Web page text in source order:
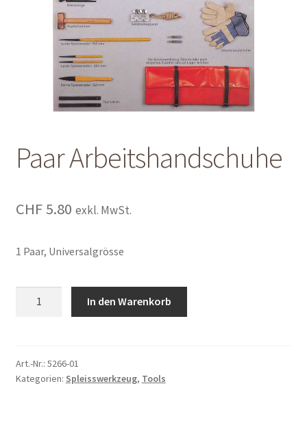
Warenkorb
Paar Arbeitshandschuhe
CHF5.80 exkl. MwSt.
1 Paar, Universalgrösse
In den Warenkorb
Art.-Nr.: 5266-01
Kategorien: Spleisswerkzeug, Tools